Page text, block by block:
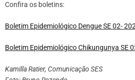
Confira os boletins:
Boletim Epidemiológico Dengue SE 02-
Boletim Epidemiológico Chikungunya SE
Kamilla Ratier, Comunicação SES